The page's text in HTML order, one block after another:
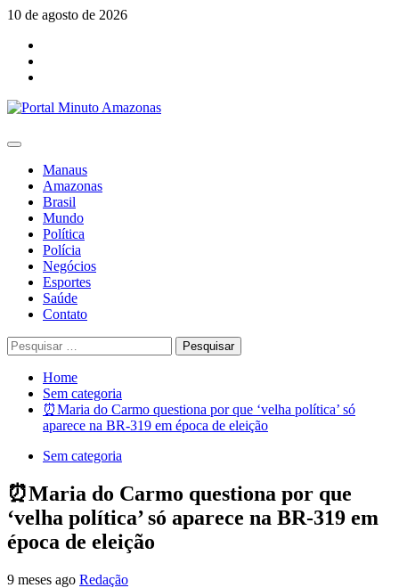
Skip
content
10 de agosto de 2026
Primary
Manaus
Amazonas
Brasil
Mundo
Política
Polícia
Negócios
Esportes
Saúde
Contato
Pesquisar
por:
Home
Sem categoria
⏰Maria do Carmo questiona por que ‘velha política’ só
aparece na BR-319 em época de eleição
Sem categoria
⏰Maria do Carmo questiona por que
‘velha política’ só aparece na BR-319 em
época de eleição
9 meses ago Redação